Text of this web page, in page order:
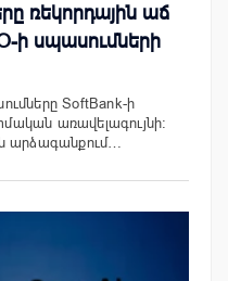
ռեկորդային աճ
ի սպասումների
SoftBank-ի
առավելագույնի։
արձագանքում…